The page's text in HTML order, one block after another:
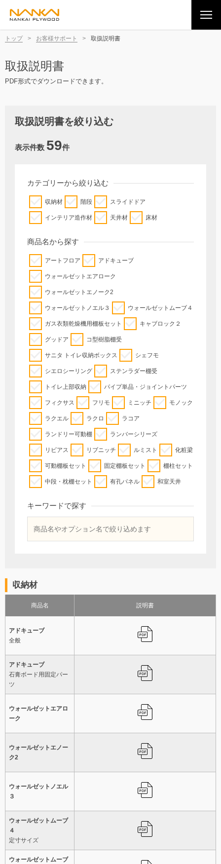
トップ > お客様サポート > 取扱説明書
取扱説明書
PDF形式でダウンロードできます。
取扱説明書を絞り込む
表示件数 59件
カテゴリーから絞り込む
収納材 階段 スライドドア
インテリア造作材 天井材 床材
商品名から探す
アートフロア アドキューブ
ウォールゼットエアローク
ウォールゼットエノーク2
ウォールゼットノエル３ ウォールゼットムーブ４
ガス衣類乾燥機用棚板セット キャブロック２
グッドア コ型樹脂棚受
サニタ トイレ収納ボックス シェフモ
シエロシーリング ステンラダー棚受
トイレ上部収納 パイプ単品・ジョイントパーツ
フィクサス フリモ ミニッチ モノック
ラクエル ラクロ ラコア
ランドリー可動棚 ランバーシリーズ
リビアス リブニッチ ルミスト 化粧梁
可動棚板セット 固定棚板セット 棚柱セット
中段・枕棚セット 有孔パネル 和室天井
キーワードで探す
収納材
商品名 説明書
アドキューブ
全般
アドキューブ
石膏ボード用固定パー
ツ
ウォールゼットエアロ
ーク
ウォールゼットエノー
ク2
ウォールゼットノエル
３
ウォールゼットムーブ
４
定寸サイズ
ウォールゼットムーブ